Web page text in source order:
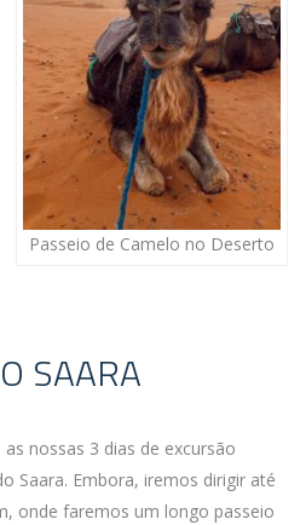
Passeio de Camelo no Deserto
SAARA
nossas 3 dias de excursão
Saara. Embora, iremos dirigir até
onde faremos um longo passeio